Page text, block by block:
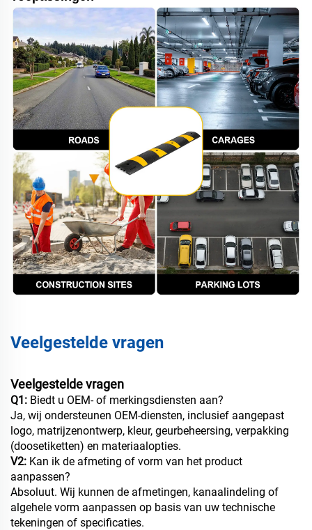
Veelgestelde vragen
Veelgestelde vragen
Q1: Biedt u OEM- of merkingsdiensten aan?
Ja, wij ondersteunen OEM-diensten, inclusief aangepast
logo, matrijzenontwerp, kleur, geurbeheersing, verpakking
(doosetiketten) en materiaalopties.
V2: Kan ik de afmeting of vorm van het product
aanpassen?
Absoluut. Wij kunnen de afmetingen, kanaalindeling of
algehele vorm aanpassen op basis van uw technische
tekeningen of specificaties.